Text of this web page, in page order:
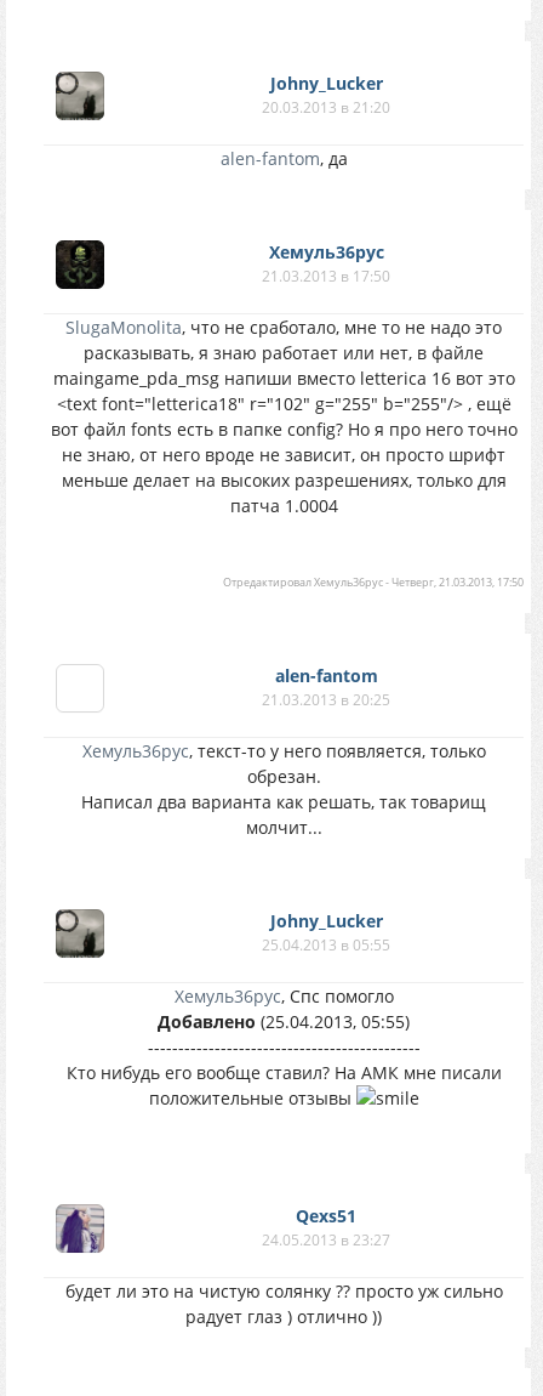
Johny_Lucker
20.03.2013 в 21:20
alen-fantom, да
Хемуль36рус
21.03.2013 в 17:50
SlugaMonolita, что не сработало, мне то не надо это
расказывать, я знаю работает или нет, в файле
maingame_pda_msg напиши вместо letterica 16 вот это
<text font="letterica18" r="102" g="255" b="255"/> , ещё
вот файл fonts есть в папке config? Но я про него точно
не знаю, от него вроде не зависит, он просто шрифт
меньше делает на высоких разрешениях, только для
патча 1.0004
ОтредактировалХемуль36рус-Четверг, 21.03.2013, 17:50
alen-fantom
21.03.2013 в 20:25
Хемуль36рус, текст-то у него появляется, только
обрезан.
Написал два варианта как решать, так товарищ
молчит...
Johny_Lucker
25.04.2013 в 05:55
Хемуль36рус, Спс помогло
Добавлено (25.04.2013, 05:55)
---------------------------------------------
Кто нибудь его вообще ставил? На АМК мне писали
положительные отзывы
Qexs51
24.05.2013 в 23:27
будет ли это на чистую солянку ?? просто уж сильно
радует глаз ) отлично ))